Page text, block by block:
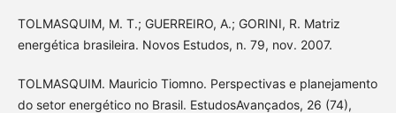
TOLMASQUIM, M. T.; GUERREIRO, A.; GORINI, R. Matriz
energética brasileira. Novos Estudos, n. 79, nov. 2007.
TOLMASQUIM. Mauricio Tiomno. Perspectivas e planejamento
do setor energético no Brasil. EstudosAvançados, 26 (74),